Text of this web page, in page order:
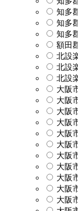
知多
知多
知多
額田
北設
北設
北設
大阪
大阪
大阪
大阪
大阪
大阪
大阪
大阪
大阪
大阪
大阪